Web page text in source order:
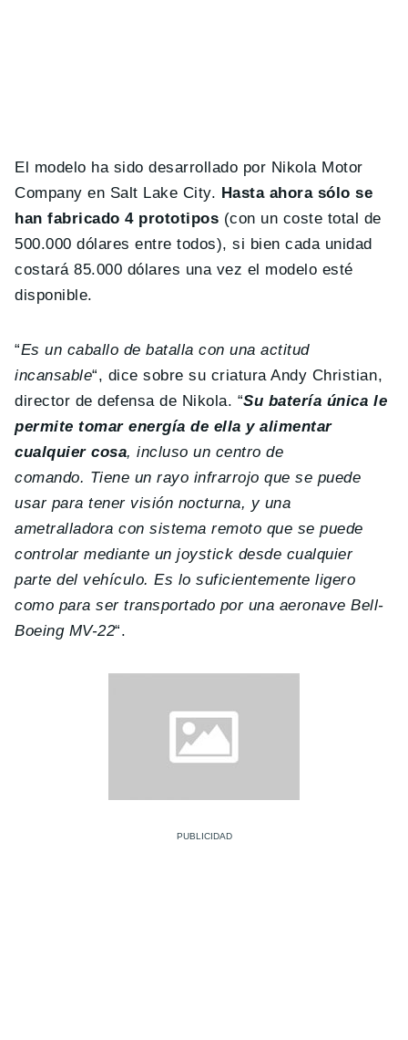
El modelo ha sido desarrollado por Nikola Motor
Company en Salt Lake City. Hasta ahora sólo se
han fabricado 4 prototipos (con un coste total de
500.000 dólares entre todos), si bien cada unidad
costará 85.000 dólares una vez el modelo esté
disponible.
“Es un caballo de batalla con una actitud
incansable“, dice sobre su criatura Andy Christian,
director de defensa de Nikola. “Su batería única le
permite tomar energía de ella y alimentar
cualquier cosa, incluso un centro de
comando. Tiene un rayo infrarrojo que se puede
usar para tener visión nocturna, y una
ametralladora con sistema remoto que se puede
controlar mediante un joystick desde cualquier
parte del vehículo. Es lo suficientemente ligero
como para ser transportado por una aeronave Bell-
Boeing MV-22“.